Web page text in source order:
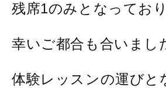
残席1のみとなってお
幸いご都合も合いまし
体験レッスンの運びと